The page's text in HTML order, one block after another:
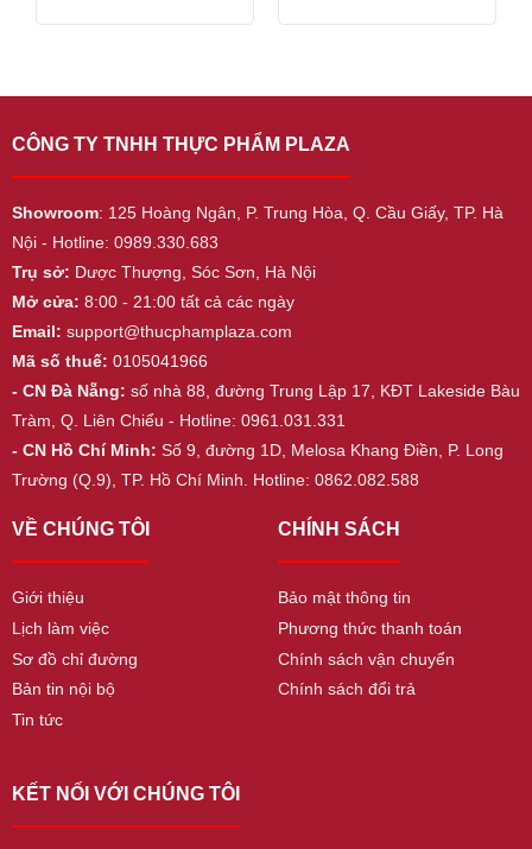
5
5
CÔNG TY TNHH THỰC PHẨM PLAZA
Showroom: 125 Hoàng Ngân, P. Trung Hòa, Q. Cầu Giấy, TP. Hà
Nội - Hotline: 0989.330.683
Trụ sở: Dược Thượng, Sóc Sơn, Hà Nội
Mở cửa: 8:00 - 21:00 tất cả các ngày
Email: support@thucphamplaza.com
Mã số thuế: 0105041966
- CN Đà Nẵng: số nhà 88, đường Trung Lập 17, KĐT Lakeside Bàu
Tràm, Q. Liên Chiểu - Hotline: 0961.031.331
- CN Hồ Chí Minh: Số 9, đường 1D, Melosa Khang Điền, P. Long
Trường (Q.9), TP. Hồ Chí Minh. Hotline: 0862.082.588
VỀ CHÚNG TÔI
Giới thiệu
Lịch làm việc
Sơ đồ chỉ đường
Bản tin nội bộ
Tin tức
CHÍNH SÁCH
Bảo mật thông tin
Phương thức thanh toán
Chính sách vận chuyển
Chính sách đổi trả
KẾT NỐI VỚI CHÚNG TÔI